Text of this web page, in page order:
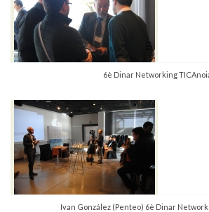
6è Dinar Networking
Ivan González (Penteo) 6è Dinar